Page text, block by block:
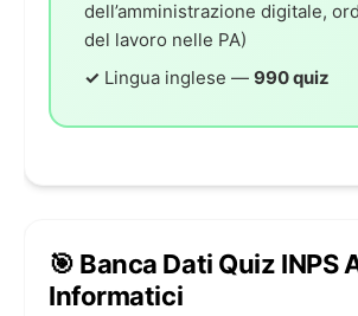
dell’amministrazione digitale,
del lavoro nelle PA)
✓ Lingua inglese — 990 quiz
🎯 Banca Dati Quiz INPS
Informatici